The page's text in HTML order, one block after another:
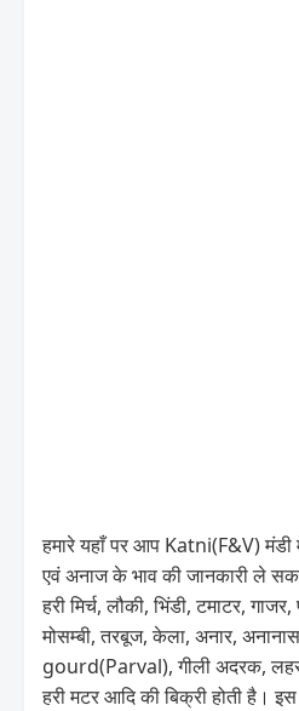
हमारे यहाँ पर आप Katni(F&V)
एवं अनाज के भाव की जानकारी ले
हरी मिर्च, लौकी, भिंडी, टमाटर,
मोसम्बी, तरबूज, केला, अनार,
gourd(Parval), गीली अदरक,
हरी मटर आदि की बिक्री होती है।